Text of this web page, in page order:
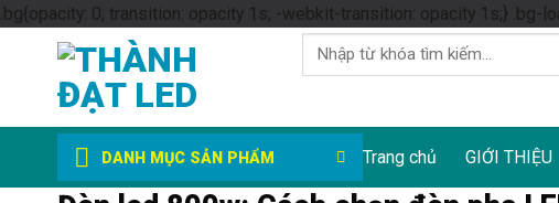
.bg{opacity: 0; transition: opacity 1s; -webkit-transition: opacity 1s;} .bg-
Tìm
kiếm:
DANH MỤC SẢN PHẨM Trang chủ GIỚI THIỆU